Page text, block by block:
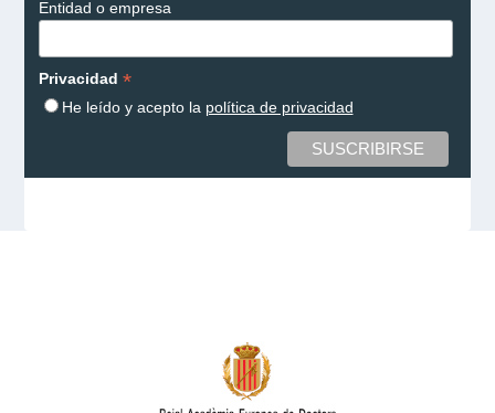
Entidad o empresa
Privacidad *
He leído y acepto la política de privacidad